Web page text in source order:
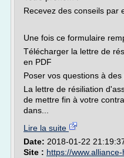
Recevez des conseils par
Une fois ce formulaire
Télécharger la lettre de
en PDF
Poser vos questions à
La lettre de résiliation
de mettre fin à votre
dans...
Lire la suite
Date: 2018-01-22
Site : https://